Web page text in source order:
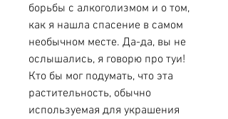
борьбы с алкоголизмом и о том,
как я нашла спасение в самом
необычном месте. Да-да, вы не
ослышались, я говорю про туи!
Кто бы мог подумать, что эта
растительность, обычно
используемая для украшения